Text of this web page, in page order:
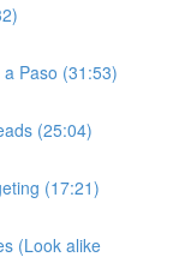
Paso (31:53)
(25:04)
(17:21)
(Look alike